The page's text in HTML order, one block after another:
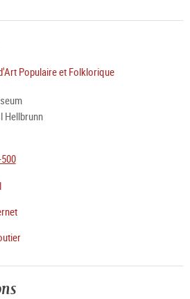
Populaire et Folklorique
Hellbrunn